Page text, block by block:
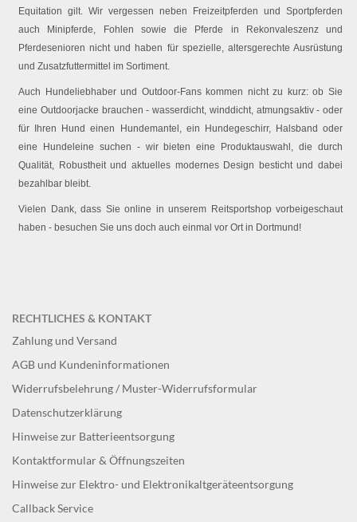
Equitation gilt. Wir vergessen neben Freizeitpferden und Sportpferden
auch Minipferde, Fohlen sowie die Pferde in Rekonvaleszenz und
Pferdesenioren nicht und haben für spezielle, altersgerechte Ausrüstung
und Zusatzfuttermittel im Sortiment.
Auch Hundeliebhaber und Outdoor-Fans kommen nicht zu kurz: ob Sie
eine Outdoorjacke brauchen - wasserdicht, winddicht, atmungsaktiv - oder
für Ihren Hund einen Hundemantel, ein Hundegeschirr, Halsband oder
eine Hundeleine suchen - wir bieten eine Produktauswahl, die durch
Qualität, Robustheit und aktuelles modernes Design besticht und dabei
bezahlbar bleibt.
Vielen Dank, dass Sie online in unserem Reitsportshop vorbeigeschaut
haben - besuchen Sie uns doch auch einmal vor Ort in Dortmund!
RECHTLICHES & KONTAKT
Zahlung und Versand
AGB und Kundeninformationen
Widerrufsbelehrung / Muster-Widerrufsformular
Datenschutzerklärung
Hinweise zur Batterieentsorgung
Kontaktformular & Öffnungszeiten
Hinweise zur Elektro- und Elektronikaltgeräteentsorgung
Callback Service